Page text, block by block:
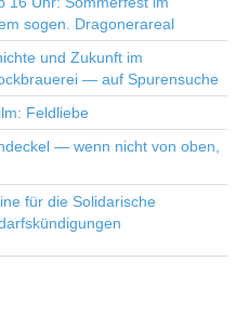
sogen. Dragonerareal
und Zukunft im
— auf Spurensuche
Feldliebe
— wenn nicht von oben,
für die Solidarische